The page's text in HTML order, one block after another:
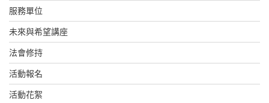
服務單位
未來與希望講座
法會修持
活動報名
活動花絮